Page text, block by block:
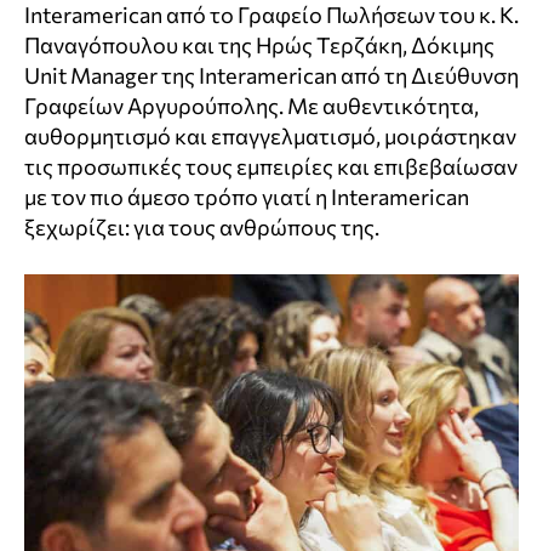
Interamerican από το Γραφείο Πωλήσεων του κ. Κ.
Παναγόπουλου και της Ηρώς Τερζάκη, Δόκιμης
Unit Manager της Interamerican από τη Διεύθυνση
Γραφείων Αργυρούπολης. Με αυθεντικότητα,
αυθορμητισμό και επαγγελματισμό, μοιράστηκαν
τις προσωπικές τους εμπειρίες και επιβεβαίωσαν
με τον πιο άμεσο τρόπο γιατί η Interamerican
ξεχωρίζει: για τους ανθρώπους της.